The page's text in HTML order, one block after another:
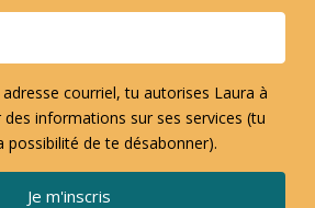
courriel, tu autorises Laura à
informations sur ses services (tu
possibilité de te désabonner).
Je m'inscris